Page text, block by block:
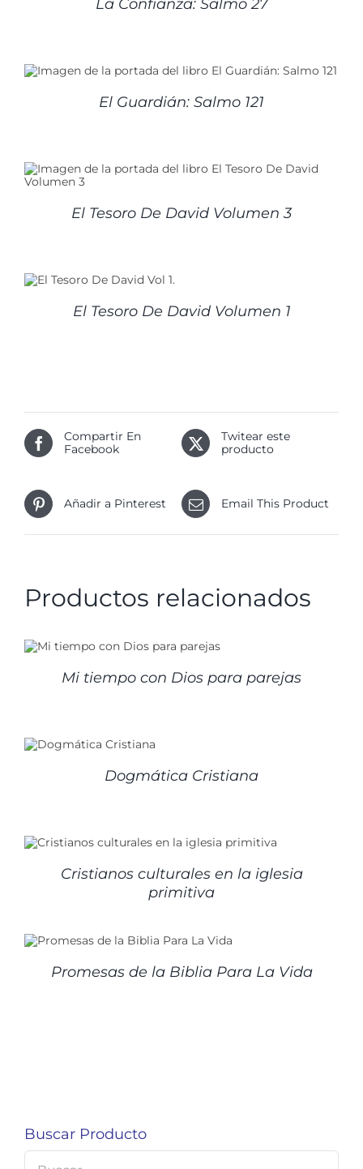
La Confianza: Salmo 27
El Guardián: Salmo 121
El Tesoro De David Volumen 3
El Tesoro De David Volumen 1
Compartir En
Facebook
Twitear este
producto
Añadir a Pinterest Email This Product
Productos relacionados
Mi tiempo con Dios para parejas
Dogmática Cristiana
Cristianos culturales en la iglesia
primitiva
Promesas de la Biblia Para La Vida
Buscar Producto